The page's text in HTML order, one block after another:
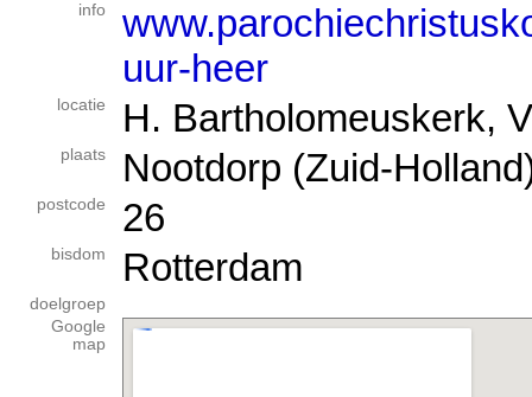
info
uur-heer
locatie H. Bartholomeuskerk,
plaats Nootdorp (Zuid-
postcode 26
bisdom Rotterdam
doelgroep
Google
map